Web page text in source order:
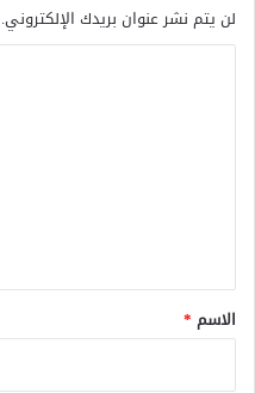
لن يتم نشر عنوان بريدك الإلكتروني.
*
الاسم *